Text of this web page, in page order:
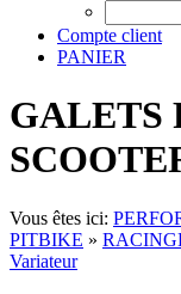
Compte client
PANIER
GALETS
Vous êtes ici:
PITBIKE »
Variateur